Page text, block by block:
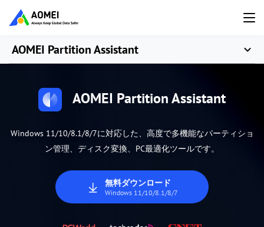
AOMEI Partition Assistant
AOMEI Partition Assistant
Windows 11/10/8.1/8/7に対応した、高度で多機能なパーティショ
ン管理、ディスク変換、PC最適化ツールです。
無料ダウンロード
Windows 11/10/8.1/8/7